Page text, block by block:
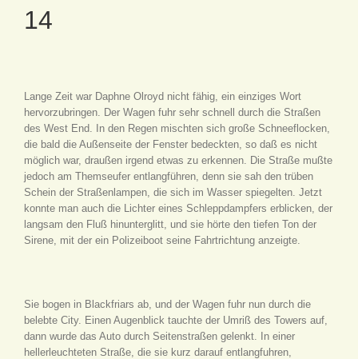
14
Lange Zeit war Daphne Olroyd nicht fähig, ein einziges Wort
hervorzubringen. Der Wagen fuhr sehr schnell durch die Straßen
des West End. In den Regen mischten sich große Schneeflocken,
die bald die Außenseite der Fenster bedeckten, so daß es nicht
möglich war, draußen irgend etwas zu erkennen. Die Straße mußte
jedoch am Themseufer entlangführen, denn sie sah den trüben
Schein der Straßenlampen, die sich im Wasser spiegelten. Jetzt
konnte man auch die Lichter eines Schleppdampfers erblicken, der
langsam den Fluß hinunterglitt, und sie hörte den tiefen Ton der
Sirene, mit der ein Polizeiboot seine Fahrtrichtung anzeigte.
Sie bogen in Blackfriars ab, und der Wagen fuhr nun durch die
belebte City. Einen Augenblick tauchte der Umriß des Towers auf,
dann wurde das Auto durch Seitenstraßen gelenkt. In einer
hellerleuchteten Straße, die sie kurz darauf entlangfuhren,